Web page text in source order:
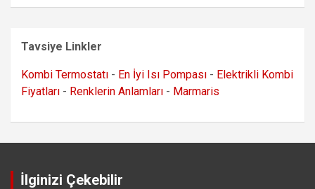
Tavsiye Linkler
Kombi Termostatı - En İyi Isı Pompası - Elektrikli Kombi
Fiyatları - Renklerin Anlamları - Marmaris
İlginizi Çekebilir